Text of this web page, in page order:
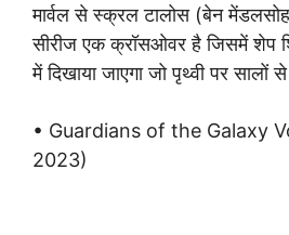
मार्वल से स्क्रल टालोस (बेन
सीरीज एक क्रॉसओवर है जिसमें शेप
में दिखाया जाएगा जो पृथ्वी पर
• Guardians of the Galaxy
2023)